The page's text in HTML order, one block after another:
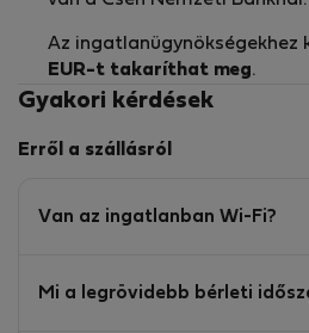
Az ingatlanügynökségekhez
EUR-t takaríthat meg.
Gyakori kérdések
Erről a szállásról
Van az ingatlanban Wi-Fi?
Mi a legrövidebb bérleti